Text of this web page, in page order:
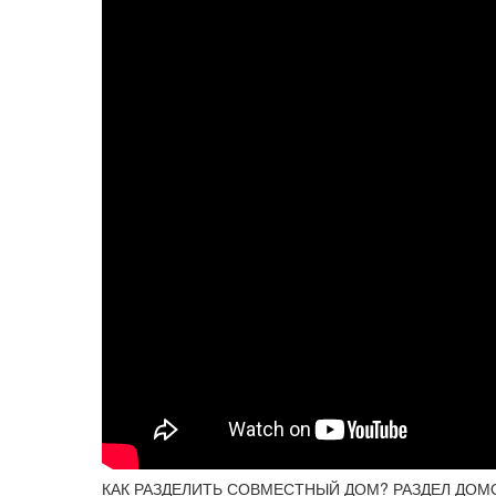
КАК РАЗДЕЛИТЬ СОВМЕСТНЫЙ ДОМ? РАЗДЕЛ